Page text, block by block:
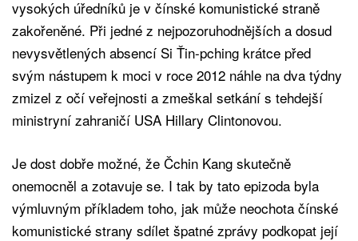
vysokých úředníků je v čínské komunistické straně
zakořeněné. Při jedné z nejpozoruhodnějších a dosud
nevysvětlených absencí Si Ťin-pching krátce před
svým nástupem k moci v roce 2012 náhle na dva týdny
zmizel z očí veřejnosti a zmeškal setkání s tehdejší
ministryní zahraničí USA Hillary Clintonovou.
Je dost dobře možné, že Čchin Kang skutečně
onemocněl a zotavuje se. I tak by tato epizoda byla
výmluvným příkladem toho, jak může neochota čínské
komunistické strany sdílet špatné zprávy podkopat její